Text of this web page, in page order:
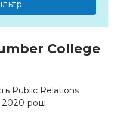
College
Public Relations
році.